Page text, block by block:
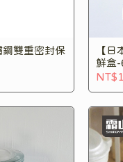
鋼雙重密封保
【
鮮盒